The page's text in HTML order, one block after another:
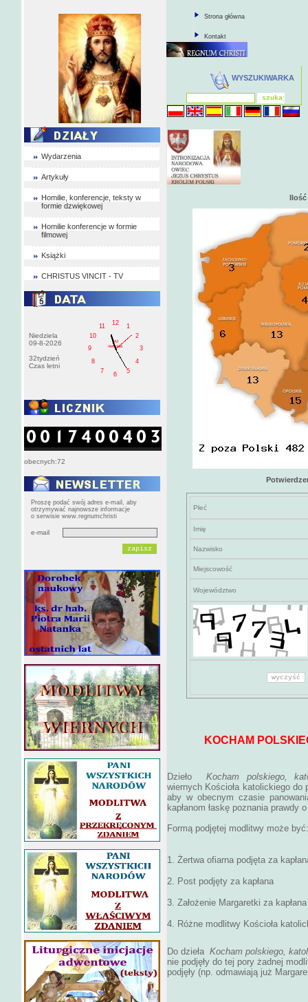
Wydarzenia
Artykuły
Homilie, konferencje, teksty w
formie dzwiękowej
Homilie konferencje w formie
filmowej
Książki
CHRISTUS VINCIT - TV
Niedziela
09-8-2026
32tydzień
Czas letni
1
2
3
4
5
6
7
8
9
10
11
12
AM
niedziela
obecnych:72
Proszę podać swój adres e-mail, aby
otrzymywać najnowsze informacje
o serwisie www.regnumchristi
e-mail
Strona główna
Kontakt
WYSZUKIWARKA
Ilość
Płeć
Imię
Nazwisko
Miejscowość
Województwo
KOCHAM
Dzieło Kocham polskiego,
wiernych Kościoła katolickiego do
aby w obecnym czasie
kapłanom łaskę poznania prawdy
Formą podjętej modlitwy może być:
1. Żertwa ofiarna podjęta za
2. Post podjęty za kapłana
3. Założenie Margaretki za kapłana
4. Różne modlitwy Kościoła
Do dzieła Kocham polskiego,
nie podjęły do tej pory żadnej
podjęły (np. odmawiają już